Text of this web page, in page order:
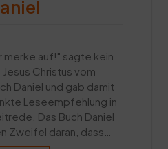
merke auf!" sagte kein
Christus vom
Daniel und gab damit
Leseempfehlung in
Das Buch Daniel
Zweifel daran, dass…